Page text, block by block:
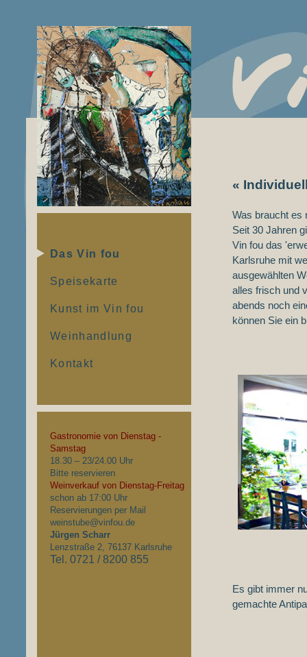
Das Vin fou
Speisekarte
Kunst im Vin fou
Weinhandlung
Kontakt
Gastronomie von Dienstag -
Samstag
18.30 – 23/24.00 Uhr
Bitte reservieren
Weinverkauf von Dienstag-Freitag
schon ab 17:00 Uhr
Reservierungen per Mail
weinstube@vinfou.de
Jürgen Scharr
Lenzstraße 2, 76137 Karlsruhe
Tel. 0721 / 8200 855
«
Was braucht es
Seit 30 Jahren
Vin fou das
Karlsruhe mit
ausgewählten
alles frisch und
abends noch
können Sie ein
Es gibt immer
gemachte